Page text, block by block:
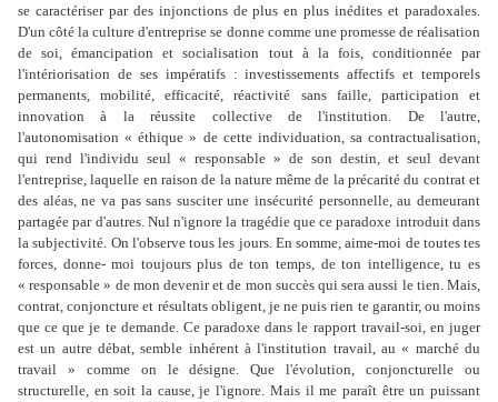
se caractériser par des injonctions de plus en plus inédites et paradoxales.
D'un côté la culture d'entreprise se donne comme une promesse de réalisation
de soi, émancipation et socialisation tout à la fois, conditionnée par
l'intériorisation de ses impératifs : investissements affectifs et temporels
permanents, mobilité, efficacité, réactivité sans faille, participation et
innovation à la réussite collective de l'institution. De l'autre,
l'autonomisation « éthique » de cette individuation, sa contractualisation,
qui rend l'individu seul « responsable » de son destin, et seul devant
l'entreprise, laquelle en raison de la nature même de la précarité du contrat et
des aléas, ne va pas sans susciter une insécurité personnelle, au demeurant
partagée par d'autres. Nul n'ignore la tragédie que ce paradoxe introduit dans
la subjectivité. On l'observe tous les jours. En somme, aime-moi de toutes tes
forces, donne- moi toujours plus de ton temps, de ton intelligence, tu es
« responsable » de mon devenir et de mon succès qui sera aussi le tien. Mais,
contrat, conjoncture et résultats obligent, je ne puis rien te garantir, ou moins
que ce que je te demande. Ce paradoxe dans le rapport travail-soi, en juger
est un autre débat, semble inhérent à l'institution travail, au « marché du
travail » comme on le désigne. Que l'évolution, conjoncturelle ou
structurelle, en soit la cause, je l'ignore. Mais il me paraît être un puissant